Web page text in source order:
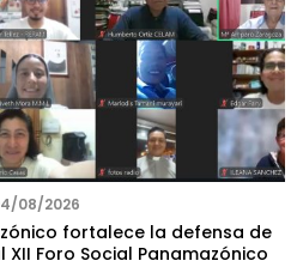
08/2026
fortalece la defensa de
Foro Social Panamazónico